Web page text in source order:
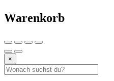
Warenkorb
×